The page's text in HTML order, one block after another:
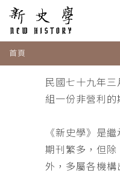
首頁
民國七十九年
組一份非營利
《新史學》是
期刊繁多，但
外，多屬各機